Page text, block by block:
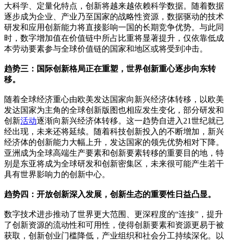
大科学、定量化特点，创新将越来越依赖科学数据。随着数据
逐步成为企业、产业乃至国家的战略性资源，数据驱动的技术
研发和应用创新能力将直接影响一国的长期竞争优势。与此同
时，数字增加值在价值链中所占比重将显著提升，仅依靠低成
本劳动要素参与全球价值链的国家和地区或将受到冲击。
趋势三：国际创新格局正在重塑，世界创新重心逐步向东转
移。
随着全球经济重心由欧美发达国家向新兴经济体转移，以欧美
发达国家为主角的全球创新版图也相应发生变化，部分研发和
创新活动逐渐向新兴经济体转移。这一趋势自进入21世纪就已
经出现，未来还将延续。随着科技创新投入的不断增加，新兴
经济体的创新能力大幅上升，发达国家的领先优势相对下降。
亚洲成为全球高端生产要素和创新要素转移的重要目的地，特
别是东亚将成为全球研发和创新密集区，未来很可能产生若干
具有世界影响力的创新中心。
趋势四：开放创新深入发展，创新生态的重要性日益凸显。
数字技术进步推动了世界更大范围、更深程度的“连接”，提升
了创新资源的流动性和可用性，使得创新要素和资源更易于被
获取，创新创业门槛降低，产业组织和社会分工持续深化。以